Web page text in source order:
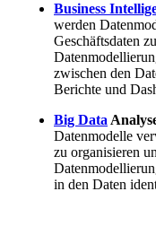
Business
werden
Geschäftsdaten
zwischen den
Berichte und
Big Data
Datenmodelle
zu organisieren
in den Daten